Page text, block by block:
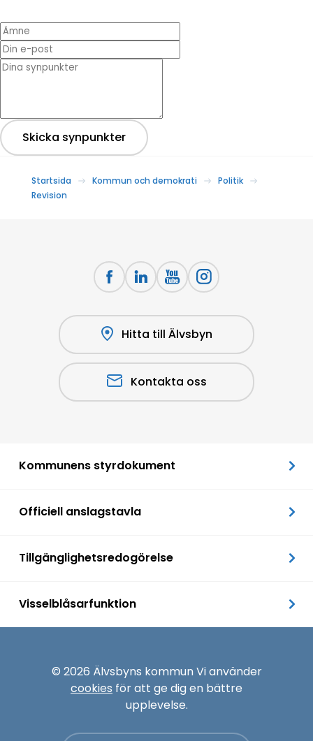
Ämne
Din e-post
* Dina synpunkter
Skicka synpunkter
Startsida Kommun och demokrati
Politik
Revision
Hitta till Älvsbyn
Kontakta oss
Kommunens styrdokument
Officiell anslagstavla
Tillgänglighetsredogörelse
Visselblåsarfunktion
© 2026 Älvsbyns kommun Vi använder
cookies för att ge dig en bättre
upplevelse.